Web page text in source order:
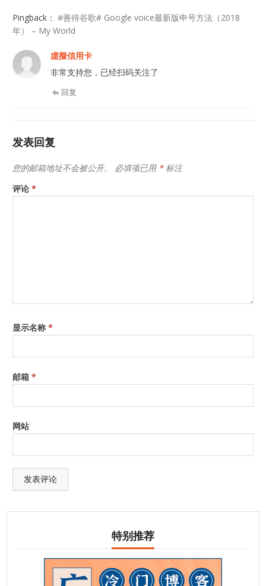
Pingback：#善待谷歌# Google voice最新版申号方法（2018
年） – My World
虛擬信用卡
非常支持您，已经扫码关注了
回复
发表回复
您的邮箱地址不会被公开。 必填项已用 *标注
评论*
显示名称*
邮箱*
网站
特别推荐